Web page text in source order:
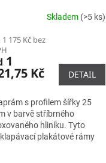
Skladem (>5 ks)
175 Kč bez
1
Kč DETAIL
s profilem šířky 25
v barvě stříbrného
hliníku. Tyto
plakátové rámy